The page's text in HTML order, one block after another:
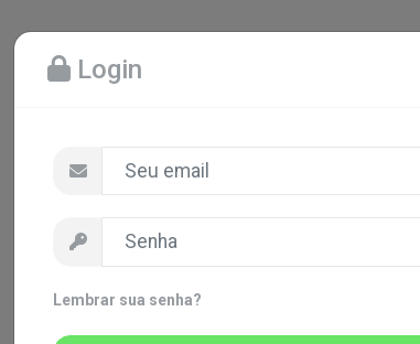
Login
Lembrar sua senha?